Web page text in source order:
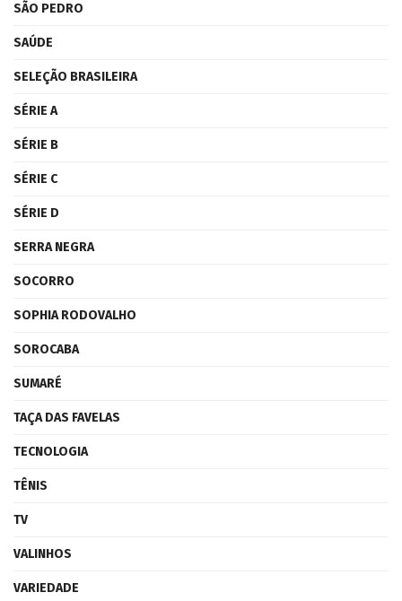
SÃO PEDRO
SAÚDE
SELEÇÃO BRASILEIRA
SÉRIE A
SÉRIE B
SÉRIE C
SÉRIE D
SERRA NEGRA
SOCORRO
SOPHIA RODOVALHO
SOROCABA
SUMARÉ
TAÇA DAS FAVELAS
TECNOLOGIA
TÊNIS
TV
VALINHOS
VARIEDADE